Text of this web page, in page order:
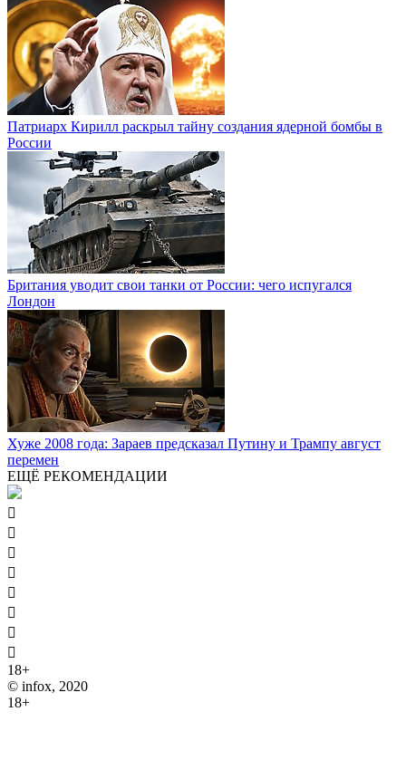
Патриарх Кирилл раскрыл тайну создания ядерной бомбы в
России
Британия уводит свои танки от России: чего испугался
Лондон
Хуже 2008 года: Зараев предсказал Путину и Трампу август
перемен
ЕЩЁ РЕКОМЕНДАЦИИ








18+
© infox, 2020
18+